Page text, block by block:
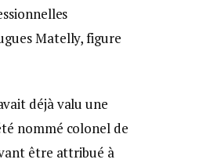
Matelly, figure
déjà valu une
nommé colonel de
être attribué à